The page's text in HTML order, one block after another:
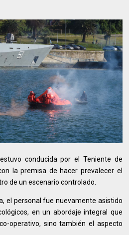
conducida por el Teniente de
la premisa de hacer prevalecer el
de un escenario controlado.
el personal fue nuevamente asistido
en un abordaje integral que
operativo, sino también el aspecto